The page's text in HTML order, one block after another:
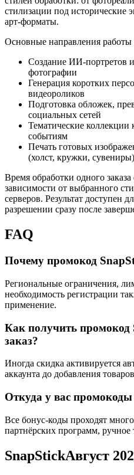
стилизации под исторические
арт-форматы.
Основные направления
Создание ИИ-портретов
фотографии
Генерация коротких
видеороликов
Подготовка обложек,
социальных сетей
Тематические
событиям
Печать готовых
(холст, кружки, сувениры)
Время обработки одного
зависимости от выбранного
серверов. Результат доступен
разрешении сразу после
FAQ
Почему промокод
Региональные ограничения,
необходимость регистрации
применение.
Как получить
заказ?
Иногда скидка активируется
аккаунта до добавления
Откуда у вас
Все бонус-коды проходят
партнёрских программ, ручное
SnapStickАвгуст